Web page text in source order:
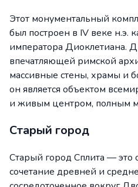
Этот монументальный
был построен в IV веке н.э.
императора Диоклетиана.
впечатляющей римской
массивные стены, храмы и
он является объектом
и живым центром, полным
Старый город
Старый город Сплита — это
сочетание древней и